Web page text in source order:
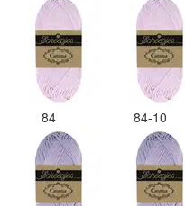
84 84-10